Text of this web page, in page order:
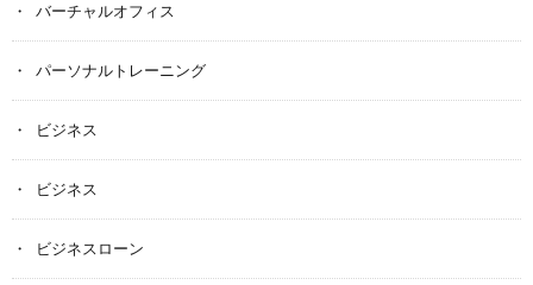
バーチャルオフィス
パーソナルトレーニング
ビジネス
ビジネス
ビジネスローン